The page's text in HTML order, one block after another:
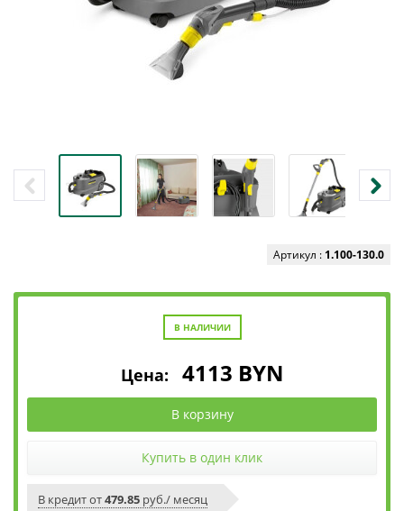
Артикул : 1.100-130.0
В НАЛИЧИИ
Цена: 4113 BYN
В корзину
Купить в один клик
В кредит от479.85 руб./ месяц